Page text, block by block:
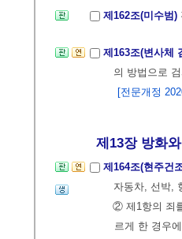
제162조(미수범)
제163조(변사체
의 방법으로
[전문개정
제13장 방화와
제164조(현주건
자동차, 선박,
② 제1항의 죄
르게 한 경우